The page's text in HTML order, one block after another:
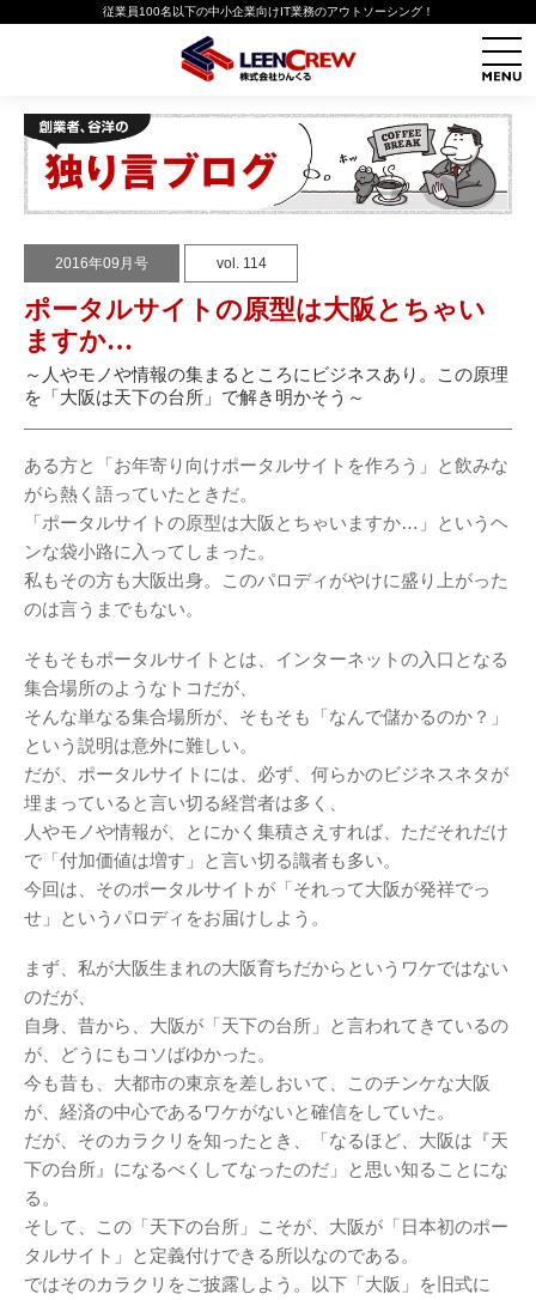
従業員100名以下の中小企業向けIT業務のアウトソーシング！
2016年09月号 vol. 114
ポータルサイトの原型は大阪とちゃい
ますか…
～人やモノや情報の集まるところにビジネスあり。この原理
を「大阪は天下の台所」で解き明かそう～
ある方と「お年寄り向けポータルサイトを作ろう」と飲みな
がら熱く語っていたときだ。
「ポータルサイトの原型は大阪とちゃいますか…」というヘ
ンな袋小路に入ってしまった。
私もその方も大阪出身。このパロディがやけに盛り上がった
のは言うまでもない。
そもそもポータルサイトとは、インターネットの入口となる
集合場所のようなトコだが、
そんな単なる集合場所が、そもそも「なんで儲かるのか？」
という説明は意外に難しい。
だが、ポータルサイトには、必ず、何らかのビジネスネタが
埋まっていると言い切る経営者は多く、
人やモノや情報が、とにかく集積さえすれば、ただそれだけ
で「付加価値は増す」と言い切る識者も多い。
今回は、そのポータルサイトが「それって大阪が発祥でっ
せ」というパロディをお届けしよう。
まず、私が大阪生まれの大阪育ちだからというワケではない
のだが、
自身、昔から、大阪が「天下の台所」と言われてきているの
が、どうにもコソばゆかった。
今も昔も、大都市の東京を差しおいて、このチンケな大阪
が、経済の中心であるワケがないと確信をしていた。
だが、そのカラクリを知ったとき、「なるほど、大阪は『天
下の台所』になるべくしてなったのだ」と思い知ることにな
る。
そして、この「天下の台所」こそが、大阪が「日本初のポー
タルサイト」と定義付けできる所以なのである。
ではそのカラクリをご披露しよう。以下「大阪」を旧式に